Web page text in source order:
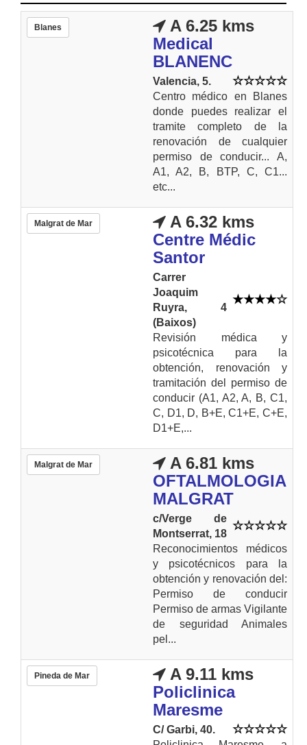
Blanes
A 6.25 kms
Medical
BLANENC
Valencia, 5.
Centro médico en Blanes
donde puedes realizar el
tramite completo de la
renovación de cualquier
permiso de conducir... A,
A1, A2, B, BTP, C, C1...
etc...
Malgrat de Mar
A 6.32 kms
Centre Médic
Santor
Carrer
Joaquim
Ruyra, 4
(Baixos)
Revisión médica y
psicotécnica para la
obtención, renovación y
tramitación del permiso de
conducir (A1, A2, A, B, C1,
C, D1, D, B+E, C1+E, C+E,
D1+E,...
Malgrat de Mar
A 6.81 kms
OFTALMOLOGIA
MALGRAT
c/Verge de
Montserrat, 18
Reconocimientos médicos
y psicotécnicos para la
obtención y renovación del:
Permiso de conducir
Permiso de armas Vigilante
de seguridad Animales
pel...
Pineda de Mar
A 9.11 kms
Policlinica
Maresme
C/ Garbi, 40.